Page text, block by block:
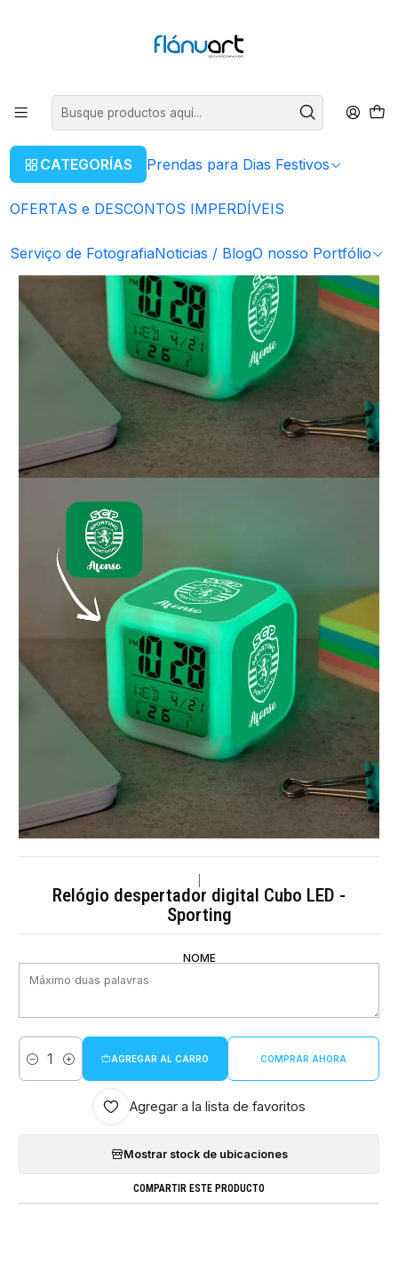
CATEGORÍAS Prendas para Dias Festivos
OFERTAS e DESCONTOS IMPERDÍVEIS
Serviço de FotografiaNoticias / BlogO nosso Portfólio
Artigos Personalizados Candeeiros Led
Relógio despertador digital Cubo LED -
Sporting
NOME
Cantidad
AGREGAR AL CARRO COMPRAR AHORA
Agregar a la lista de favoritos
Mostrar stock de ubicaciones
COMPARTIR ESTE PRODUCTO